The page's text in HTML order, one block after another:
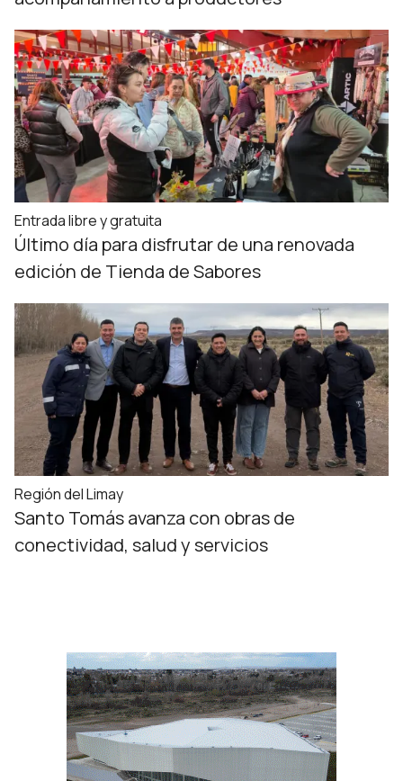
Entrada libre y gratuita
Último día para disfrutar de una renovada
edición de Tienda de Sabores
Región del Limay
Santo Tomás avanza con obras de
conectividad, salud y servicios